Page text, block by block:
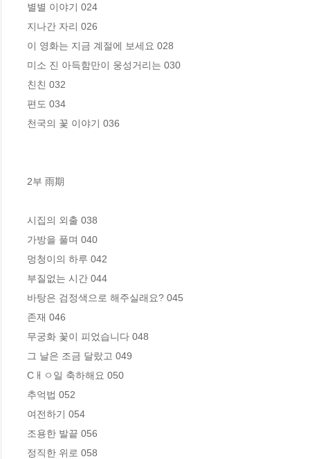
별별 이야기 024
지나간 자리 026
이 영화는 지금 계절에 보세요 028
미소 진 아득함만이 웅성거리는 030
친친 032
편도 034
천국의 꽃 이야기 036
2부 雨期
시집의 외출 038
가방을 풀며 040
멍청이의 하루 042
부질없는 시간 044
바탕은 검정색으로 해주실래요? 045
존재 046
무궁화 꽃이 피었습니다 048
그 날은 조금 달랐고 049
Cㅐㅇ일 축하해요 050
추억법 052
여전하기 054
조용한 발끝 056
정직한 위로 058